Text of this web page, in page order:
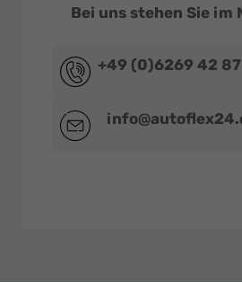
Bei uns stehen Sie
+49 (0)6269 42